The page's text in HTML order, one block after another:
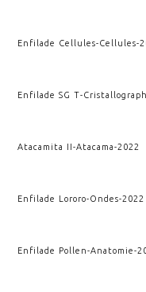
Enfilade Cellules-Cellules-
Enfilade SG T-
Atacamita II-Atacama-2022
Enfilade Lororo-Ondes-2022
Enfilade Pollen-Anatomie-